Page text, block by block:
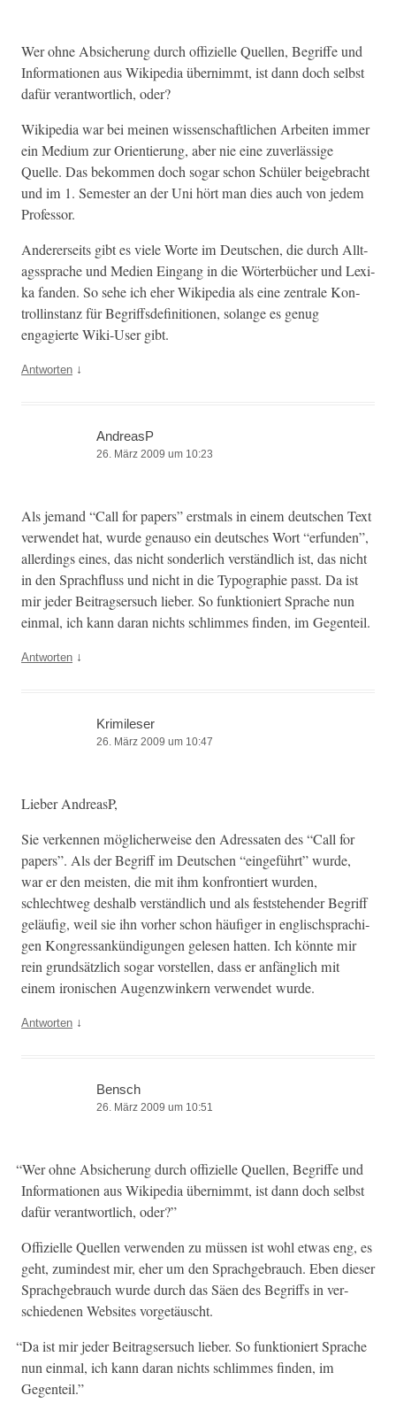
Wer ohne Absicherung durch offizielle Quellen, Begriffe und
Infor­ma­tio­nen aus Wikipedia übern­immt, ist dann doch selb­st
dafür ver­ant­wortlich, oder?
Wikipedia war bei meinen wis­senschaftlichen Arbeit­en immer
ein Medi­um zur Ori­en­tierung, aber nie eine zuver­läs­sige
Quelle. Das bekom­men doch sog­ar schon Schüler beige­bracht
und im 1. Semes­ter an der Uni hört man dies auch von jedem
Professor.
Ander­er­seits gibt es viele Worte im Deutschen, die durch All­t­
agssprache und Medi­en Ein­gang in die Wörter­büch­er und Lexi­
ka fan­den. So sehe ich eher Wikipedia als eine zen­trale Kon­
trol­linstanz für Begriffs­de­f­i­n­i­tio­nen, solange es genug
engagierte Wiki-User gibt.
Antworten ↓
AndreasP
26. März 2009 um 10:23
Als jemand “Call for papers” erst­mals in einem deutschen Text
ver­wen­det hat, wurde genau­so ein deutsches Wort “erfun­den”,
allerd­ings eines, das nicht son­der­lich ver­ständlich ist, das nicht
in den Sprach­fluss und nicht in die Typogra­phie passt. Da ist
mir jed­er Beitragser­such lieber. So funk­tion­iert Sprache nun
ein­mal, ich kann daran nichts schlimmes find­en, im Gegenteil.
Antworten ↓
Krimileser
26. März 2009 um 10:47
Lieber Andrea­sP,
Sie verken­nen möglicher­weise den Adres­sat­en des “Call for
papers”. Als der Begriff im Deutschen “einge­führt” wurde,
war er den meis­ten, die mit ihm kon­fron­tiert wur­den,
schlechtweg deshalb ver­ständlich und als fest­ste­hen­der Begriff
geläu­fig, weil sie ihn vorher schon häu­figer in englis­chsprachi­
gen Kon­gres­sankündi­gun­gen gele­sen hat­ten. Ich kön­nte mir
rein grund­sät­zlich sog­ar vorstellen, dass er anfänglich mit
einem iro­nis­chen Augen­zwinkern ver­wen­det wurde.
Antworten ↓
Bensch
26. März 2009 um 10:51
“Wer ohne Absicherung durch offizielle Quellen, Begriffe und
Infor­ma­tio­nen aus Wikipedia übern­immt, ist dann doch selb­st
dafür ver­ant­wortlich, oder?”
Offizielle Quellen ver­wen­den zu müssen ist wohl etwas eng, es
geht, zumin­d­est mir, eher um den Sprachge­brauch. Eben dieser
Sprachge­brauch wurde durch das Säen des Begriffs in ver­
schiede­nen Web­sites vorgetäuscht.
“Da ist mir jed­er Beitragser­such lieber. So funk­tion­iert Sprache
nun ein­mal, ich kann daran nichts schlimmes find­en, im
Gegenteil.”